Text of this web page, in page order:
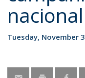
nacional
Tuesday, November